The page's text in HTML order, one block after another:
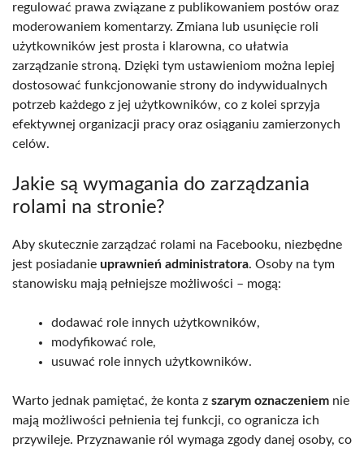
regulować prawa związane z publikowaniem postów oraz
moderowaniem komentarzy. Zmiana lub usunięcie roli
użytkowników jest prosta i klarowna, co ułatwia
zarządzanie stroną. Dzięki tym ustawieniom można lepiej
dostosować funkcjonowanie strony do indywidualnych
potrzeb każdego z jej użytkowników, co z kolei sprzyja
efektywnej organizacji pracy oraz osiąganiu zamierzonych
celów.
Jakie są wymagania do zarządzania
rolami na stronie?
Aby skutecznie zarządzać rolami na Facebooku, niezbędne
jest posiadanie uprawnień administratora. Osoby na tym
stanowisku mają pełniejsze możliwości – mogą:
dodawać role innych użytkowników,
modyfikować role,
usuwać role innych użytkowników.
Warto jednak pamiętać, że konta z szarym oznaczeniem nie
mają możliwości pełnienia tej funkcji, co ogranicza ich
przywileje. Przyznawanie ról wymaga zgody danej osoby, co